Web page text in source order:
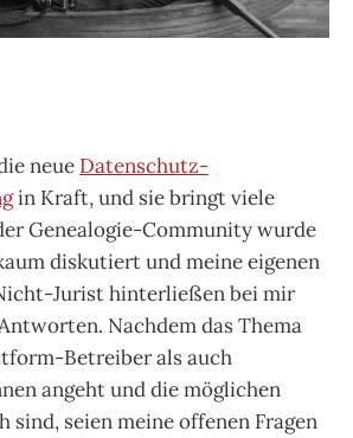
neue Datenschutz-
in Kraft, und sie bringt viele
Genealogie-Community wurde
diskutiert und meine eigenen
Jurist hinterließen bei mir
Nachdem das Thema
Betreiber als auch
angeht und die möglichen
sind, seien meine offenen Fragen